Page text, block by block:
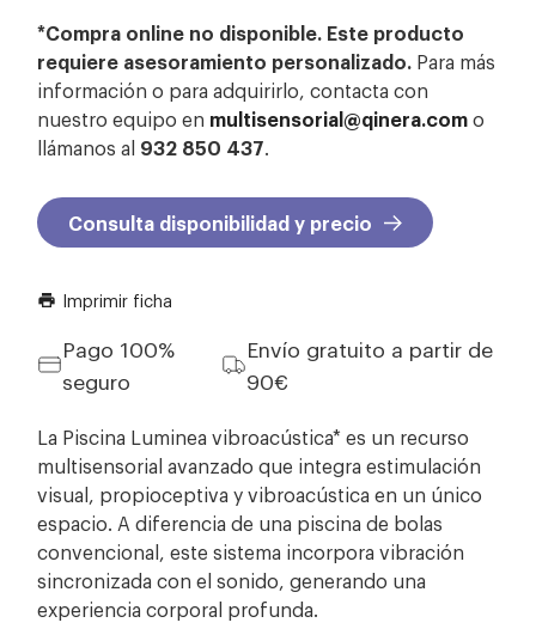
*Compra online no disponible. Este producto
requiere asesoramiento personalizado. Para más
información o para adquirirlo, contacta con
nuestro equipo en multisensorial@qinera.como
llámanos al 932 850 437.
Consulta disponibilidad y precio
print Imprimir ficha
Pago 100%
seguro
Envío gratuito a partir de
90€
La Piscina Luminea vibroacústica* es un recurso
multisensorial avanzado que integra estimulación
visual, propioceptiva y vibroacústica en un único
espacio. A diferencia de una piscina de bolas
convencional, este sistema incorpora vibración
sincronizada con el sonido, generando una
experiencia corporal profunda.